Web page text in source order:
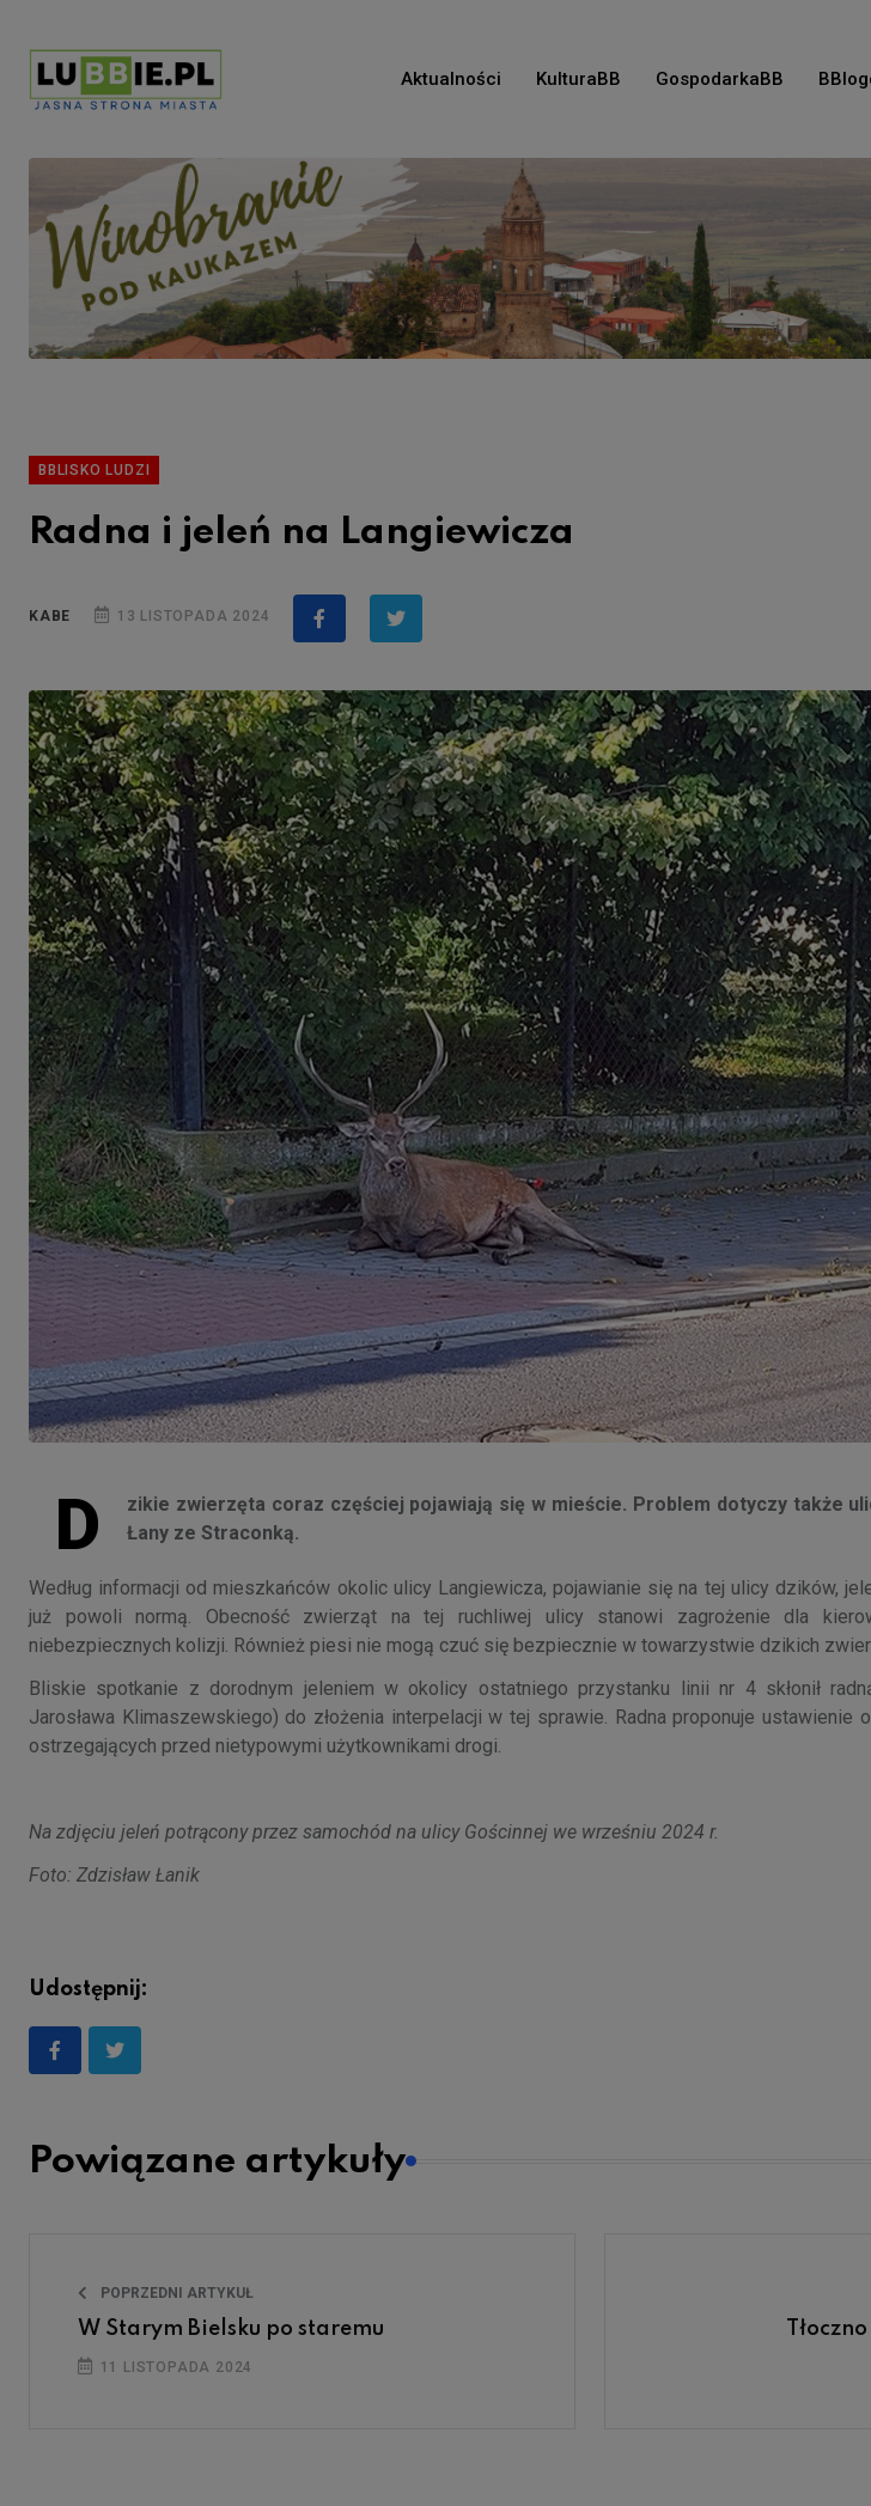
Aktualności KulturaBB GospodarkaBB
BBLISKO LUDZI
Radna i jeleń na Langiewicza
KABE 13 LISTOPADA 2024
D
zikie zwierzęta coraz częściej pojawiają się w mieście. Problem dotyczy także
Łany ze Straconką.
Według informacji od mieszkańców okolic ulicy Langiewicza, pojawianie się na tej ulicy dzików,
już powoli normą. Obecność zwierząt na tej ruchliwej ulicy stanowi zagrożenie dla
niebezpiecznych kolizji. Również piesi nie mogą czuć się bezpiecznie w towarzystwie dzikich
Bliskie spotkanie z dorodnym jeleniem w okolicy ostatniego przystanku linii nr 4 skłonił
Jarosława Klimaszewskiego) do złożenia interpelacji w tej sprawie. Radna proponuje ustawienie
ostrzegających przed nietypowymi użytkownikami drogi.
Na zdjęciu jeleń potrącony przez samochód na ulicy Gościnnej we wrześniu 2024 r.
Foto: Zdzisław Łanik
Udostępnij:
Powiązane artykuły
POPRZEDNI ARTYKUŁ
W Starym Bielsku po staremu
11 LISTOPADA 2024